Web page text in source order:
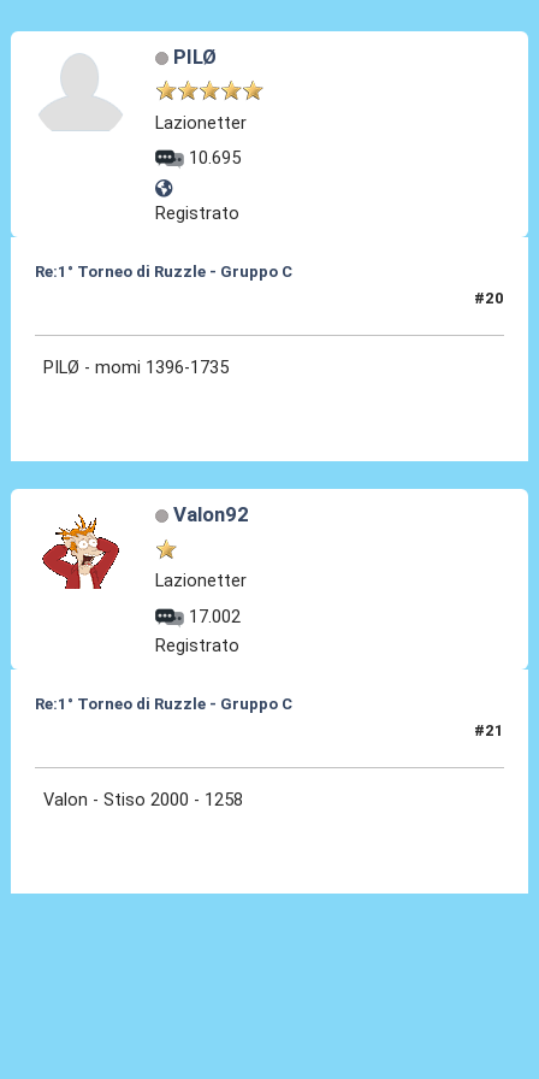
PILØ
Lazionetter
10.695
Registrato
Re:1° Torneo di Ruzzle - Gruppo C
#20
PILØ - momi 1396-1735
Valon92
Lazionetter
17.002
Registrato
Re:1° Torneo di Ruzzle - Gruppo C
#21
Valon - Stiso 2000 - 1258